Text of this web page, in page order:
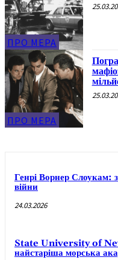
ПРО МЕРА
ПРО МЕРА
Генрі Ворнер Слоукам:
війни
24.03.2026
State University of
найстаріша морська